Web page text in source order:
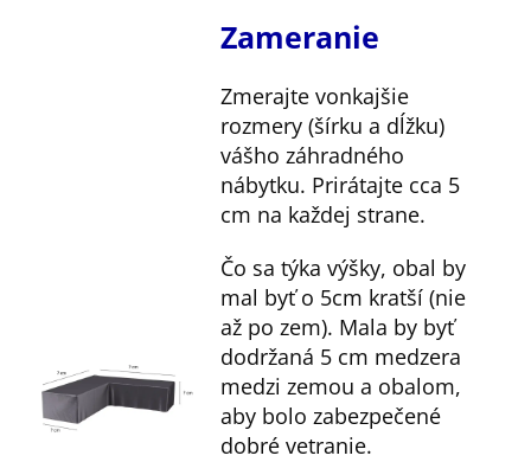
Zameranie
Zmerajte vonkajšie
rozmery (šírku a dĺžku)
vášho záhradného
nábytku. Prirátajte cca 5
cm na každej strane.
Čo sa týka výšky, obal by
mal byť o 5cm kratší (nie
až po zem). Mala by byť
dodržaná 5 cm medzera
medzi zemou a obalom,
aby bolo zabezpečené
dobré vetranie.